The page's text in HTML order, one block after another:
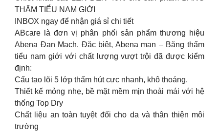
THẤM TIỂU NAM GIỚI
INBOX ngay để nhận giá sỉ chi tiết
ABcare là đơn vị phân phối sản phẩm thương hiệu
Abena Đan Mạch. Đặc biệt, Abena man – Băng thấm
tiểu nam giới với chất lượng vượt trội đã được kiểm
định:
Cấu tạo lõi 5 lớp thấm hút cực nhanh, khô thoáng.
Thiết kế mỏng nhẹ, bề mặt mềm mịn thoải mái với hệ
thống Top Dry
Chất liệu an toàn tuyệt đối cho da và thân thiện môi
trường